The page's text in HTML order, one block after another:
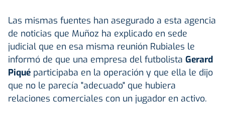
Las mismas fuentes han asegurado a esta agencia
de noticias que Muñoz ha explicado en sede
judicial que en esa misma reunión Rubiales le
informó de que una empresa del futbolista Gerard
Piqué participaba en la operación y que ella le dijo
que no le parecía "adecuado" que hubiera
relaciones comerciales con un jugador en activo.